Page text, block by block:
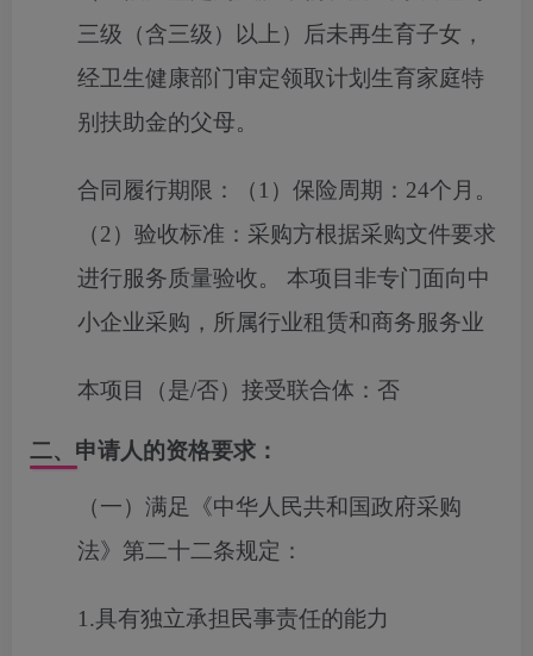
三级（含三级）以上）后未再生育子女，
经卫生健康部门审定领取计划生育家庭特
别扶助金的父母。
合同履行期限：
（1）保险周期：24个月。
（2）验收标准：采购方根据采购文件要求
进行服务质量验收。 本项目非专门面向中
小企业采购，所属行业租赁和商务服务业
本项目（是/否）接受联合体： 否
二、申请人的资格要求：
（一）满足《中华人民共和国政府采购
法》第二十二条规定：
1.具有独立承担民事责任的能力